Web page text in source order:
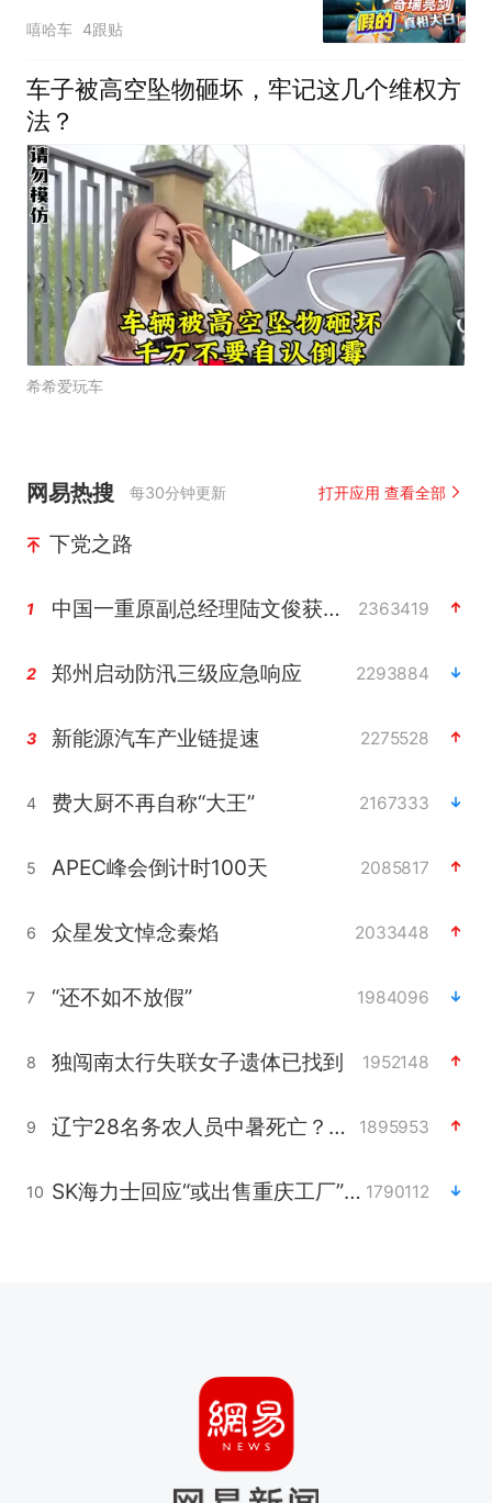
嘻哈车 4跟贴
车子被高空坠物砸坏，牢记这几个维权方
法？
希希爱玩车
网易热搜 每30分钟更新 打开应用 查看全部
下党之路
1 中国一重原副总经理陆文俊获刑15年 2363419
2 郑州启动防汛三级应急响应 2293884
3 新能源汽车产业链提速 2275528
4 费大厨不再自称“大王” 2167333
5 APEC峰会倒计时100天 2085817
6 众星发文悼念秦焰 2033448
7 “还不如不放假” 1984096
8 独闯南太行失联女子遗体已找到 1952148
9 辽宁28名务农人员中暑死亡？官方辟谣 1895953
10 SK海力士回应“或出售重庆工厂”传闻 1790112